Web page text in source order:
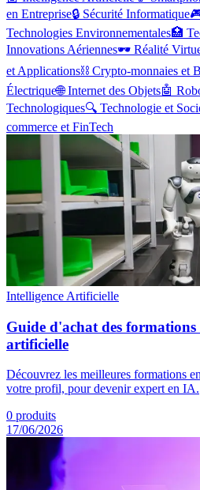
en Entreprise🔒 Sécurité Informatique
Technologies Environnementales🏥
Innovations Aériennes🕶️ Réalité
et Applications⛓️ Crypto-monnaies et
Électrique🌐 Internet des Objets🤖
Technologiques🔍 Technologie et
commerce et FinTech
Intelligence Artificielle
Guide d'achat des formations
artificielle
Découvrez les meilleures formations
votre profil, pour devenir expert en IA.
0 produits
17/06/2026